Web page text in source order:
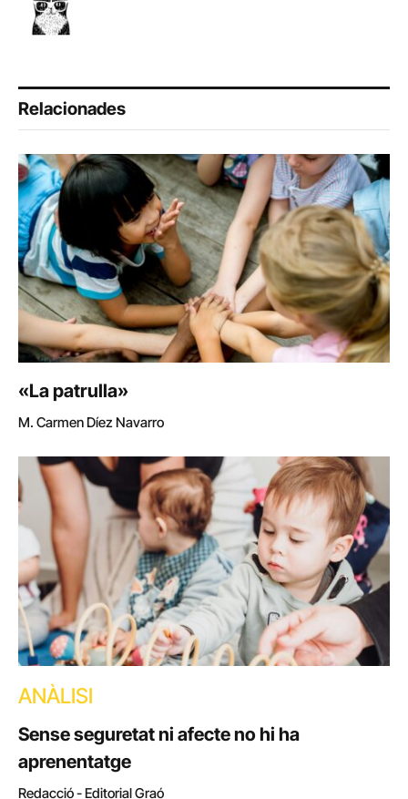
Relacionades
«La patrulla»
M. Carmen Díez Navarro
ANÀLISI
Sense seguretat ni afecte no hi ha
aprenentatge
Redacció - Editorial Graó